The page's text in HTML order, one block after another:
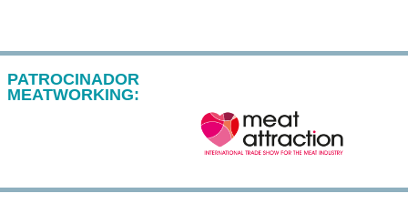
PATROCINADOR
MEATWORKING: